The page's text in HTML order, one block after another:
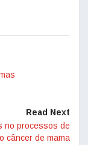
Read Next
no processos de
câncer de mama